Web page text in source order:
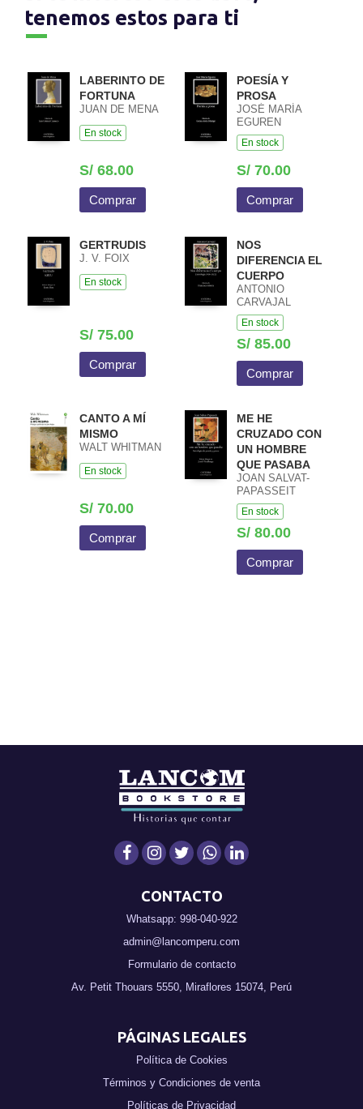
tenemos estos para ti
LABERINTO DE
FORTUNA
JUAN DE MENA
En stock
S/ 68.00
Comprar
POESÍA Y
PROSA
JOSÉ MARÍA
EGUREN
En stock
S/ 70.00
Comprar
GERTRUDIS
J. V. FOIX
En stock
S/ 75.00
Comprar
NOS
DIFERENCIA EL
CUERPO
ANTONIO
CARVAJAL
En stock
S/ 85.00
Comprar
CANTO A MÍ
MISMO
WALT WHITMAN
En stock
S/ 70.00
Comprar
ME HE
CRUZADO CON
UN HOMBRE
QUE PASABA
JOAN SALVAT-
PAPASSEIT
En stock
S/ 80.00
Comprar
CONTACTO
Whatsapp: 998-040-922
admin@lancomperu.com
Formulario de contacto
Av. Petit Thouars 5550, Miraflores 15074, Perú
PÁGINAS LEGALES
Política de Cookies
Términos y Condiciones de venta
Políticas de Privacidad